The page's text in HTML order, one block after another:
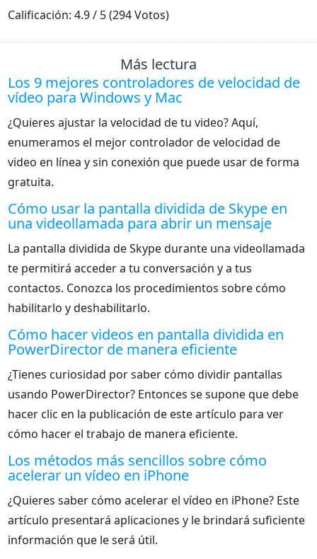
1 2 5
Calificación: 4.9 / 5 (294 Votos)
Más lectura
Los 9 mejores controladores de velocidad de
vídeo para Windows y Mac
¿Quieres ajustar la velocidad de tu video? Aquí,
enumeramos el mejor controlador de velocidad de
video en línea y sin conexión que puede usar de forma
gratuita.
Cómo usar la pantalla dividida de Skype en
una videollamada para abrir un mensaje
La pantalla dividida de Skype durante una videollamada
te permitirá acceder a tu conversación y a tus
contactos. Conozca los procedimientos sobre cómo
habilitarlo y deshabilitarlo.
Cómo hacer videos en pantalla dividida en
PowerDirector de manera eficiente
¿Tienes curiosidad por saber cómo dividir pantallas
usando PowerDirector? Entonces se supone que debe
hacer clic en la publicación de este artículo para ver
cómo hacer el trabajo de manera eficiente.
Los métodos más sencillos sobre cómo
acelerar un vídeo en iPhone
¿Quieres saber cómo acelerar el vídeo en iPhone? Este
artículo presentará aplicaciones y le brindará suficiente
información que le será útil.